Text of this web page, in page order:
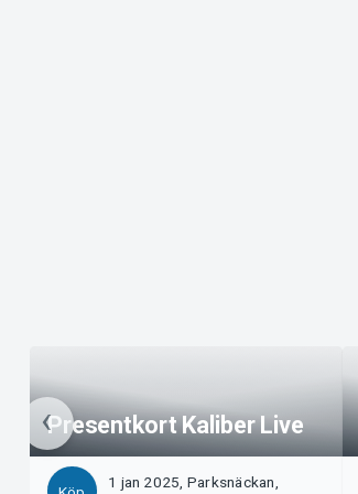
Presentkort Kaliber Live
1 jan 2025, Parksnäckan,